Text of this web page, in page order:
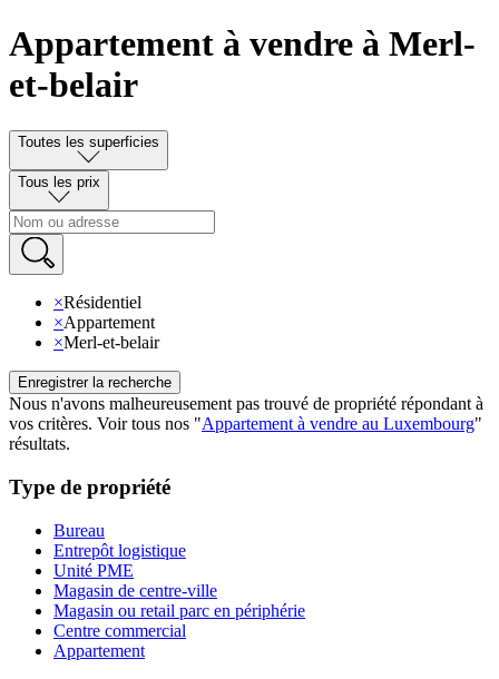
Appartement à vendre à Merl-
et-belair
Toutes les superficies
Tous les prix
×Résidentiel
×Appartement
×Merl-et-belair
Enregistrer la recherche
Nous n'avons malheureusement pas trouvé de propriété répondant à
vos critères. Voir tous nos "Appartement à vendre au Luxembourg"
résultats.
Type de propriété
Bureau
Entrepôt logistique
Unité PME
Magasin de centre-ville
Magasin ou retail parc en périphérie
Centre commercial
Appartement